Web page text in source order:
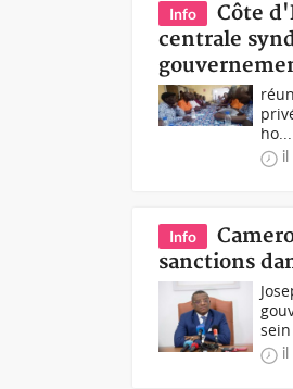
Info
Côte
centrale
ho...
il
Info
sanctions
il